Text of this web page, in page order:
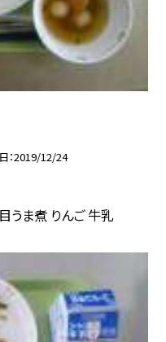
2019/12/24
うま煮 りんご 牛乳